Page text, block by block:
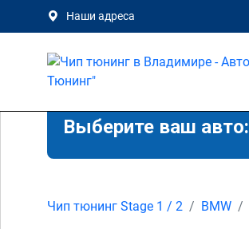
Наши адреса
Выберите ваш авто:
Чип тюнинг Stage 1 / 2 BMW